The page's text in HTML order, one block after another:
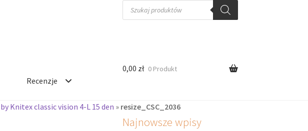
Wyszukiwarka
produktów
Recenzje
0,00 zł 0 Produkt
Knitex classic vision 4-L 15 den » resize_CSC_2036
Najnowsze wpisy